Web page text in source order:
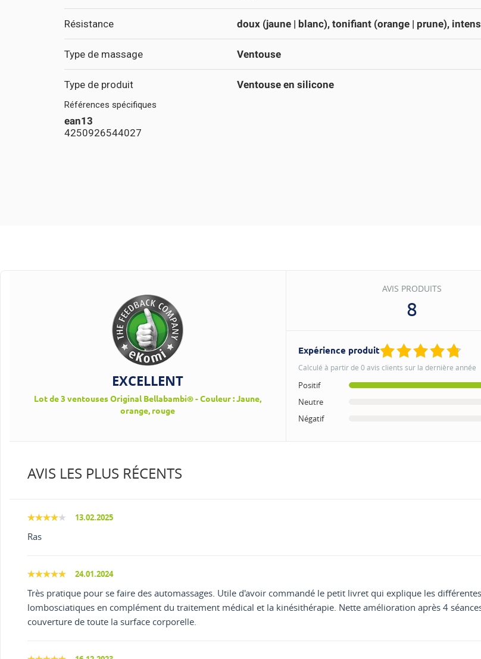
Résistance doux (jaune | blanc), tonifiant (orange | prune),
Type de massage Ventouse
Type de produit Ventouse en silicone
Références spécifiques
ean13
4250926544027
EXCELLENT
Lot de 3 ventouses Original Bellabambi® - Couleur : Jaune,
orange, rouge
AVIS PRODUITS
8
Expérience produit
Calculé à partir de 0 avis clients sur la dernière année
Positif
Neutre
Négatif
AVIS LES PLUS RÉCENTS
13.02.2025
Ras
24.01.2024
Très pratique pour se faire des automassages. Utile d'avoir commandé le petit livret qui explique les
lombosciatiques en complément du traitement médical et la kinésithérapie. Nette amélioration après 4
couverture de toute la surface corporelle.